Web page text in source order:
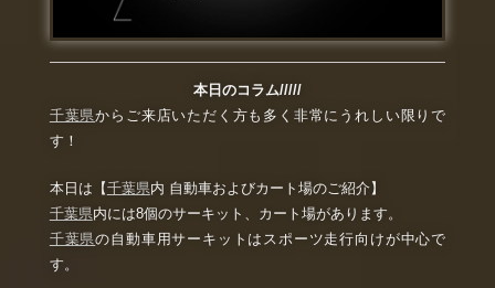
本日のコラム/////
千葉県からご来店いただく方も多く非常にうれしい限りで
す！
本日は【千葉県内 自動車およびカート場のご紹介】
千葉県内には8個のサーキット、カート場があります。
千葉県の自動車用サーキットはスポーツ走行向けが中心で
す。